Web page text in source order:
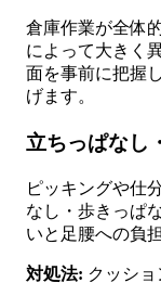
倉庫作業が全体
によって大きく
面を事前に把握
げます。
立ちっぱなし
ピッキングや仕
なし・歩きっぱ
いと足腰への負
対処法: クッシ